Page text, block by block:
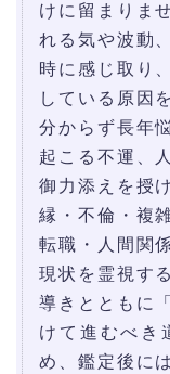
けに留まりま
れる気や波動
時に感じ取り
している原因
分からず長年
起こる不運、
御力添えを授
縁・不倫・複
転職・人間関
現状を霊視す
導きとともに
けて進むべき
め、鑑定後に